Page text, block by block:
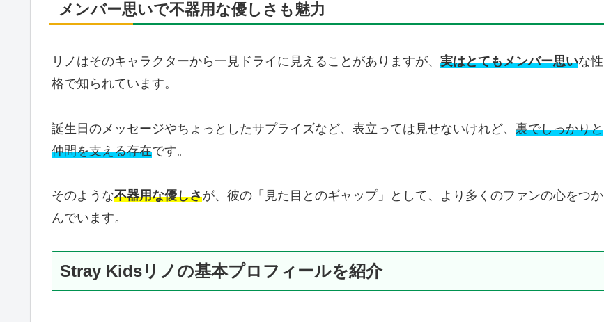
メンバー思いで不器用な優しさも魅力
リノはそのキャラクターから一見ドライに見えることがありますが、 実はとてもメンバー思いな性
格で知られています。
誕生日のメッセージやちょっとしたサプライズなど、表立っては見せないけれど、 裏でしっかりと
仲間を支える存在です。
そのような不器用な優しさが、彼の「見た目とのギャップ」として、より多くのファンの心をつか
んでいます。
Stray Kidsリノの基本プロフィールを紹介